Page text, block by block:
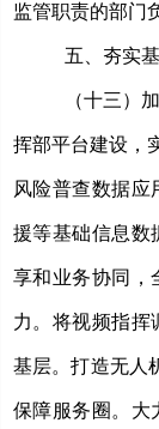
监管职责的部门
五、夯实
（十三）
挥部平台建设，
风险普查数据应
援等基础信息数
享和业务协同，
力。将视频指挥
基层。打造无人
保障服务圈。大